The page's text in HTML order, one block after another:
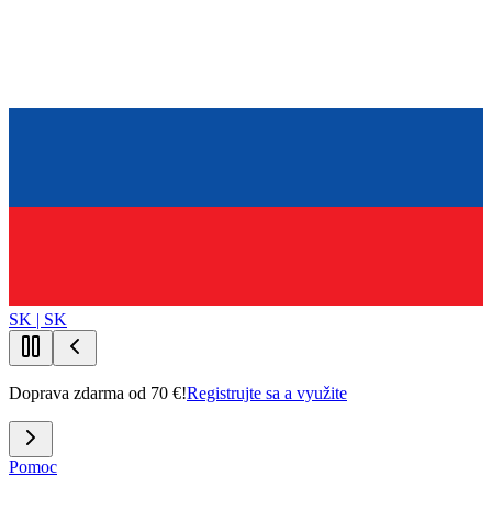
SK | SK
Doprava zdarma od 70 €!Registrujte sa a využite
Pomoc